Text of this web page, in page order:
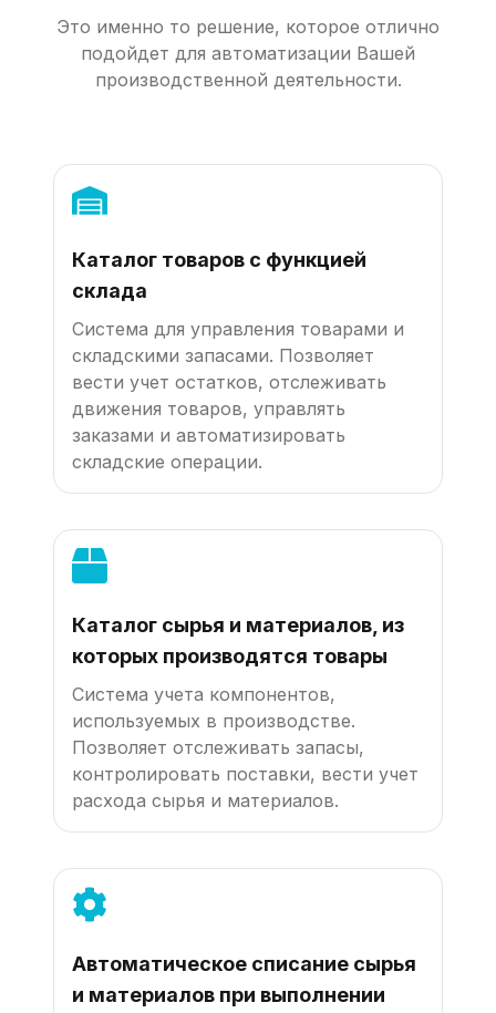
Это именно то решение, которое отлично
подойдет для автоматизации Вашей
производственной деятельности.
Каталог товаров с функцией
склада
Система для управления товарами и
складскими запасами. Позволяет
вести учет остатков, отслеживать
движения товаров, управлять
заказами и автоматизировать
складские операции.
Каталог сырья и материалов, из
которых производятся товары
Система учета компонентов,
используемых в производстве.
Позволяет отслеживать запасы,
контролировать поставки, вести учет
расхода сырья и материалов.
Автоматическое списание сырья
и материалов при выполнении